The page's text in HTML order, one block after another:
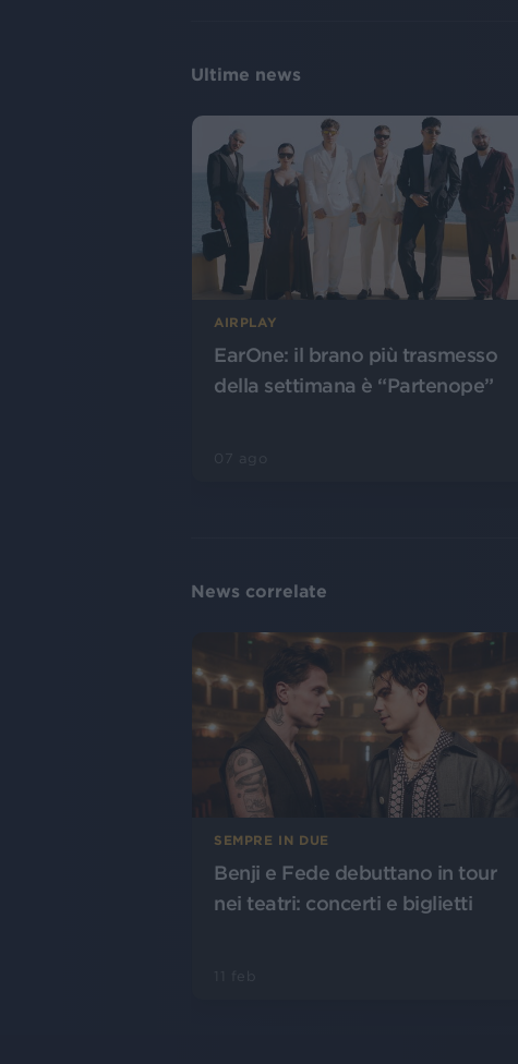
Ultime news
AIRPLAY
EarOne: il brano più trasmesso
della settimana è “Partenope”
News correlate
SEMPRE IN DUE
Benji e Fede debuttano in tour
nei teatri: concerti e biglietti